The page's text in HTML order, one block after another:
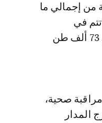
تهدد صحة من يتناولونها، تقدر بـ52 بالمائة من إجمالي ما
تتم في
الأسواق الأسبوعية خارج الدار البيضاء وهو ما يوازي كمية تصل إلى 73 ألف طن
صحية،
المدار